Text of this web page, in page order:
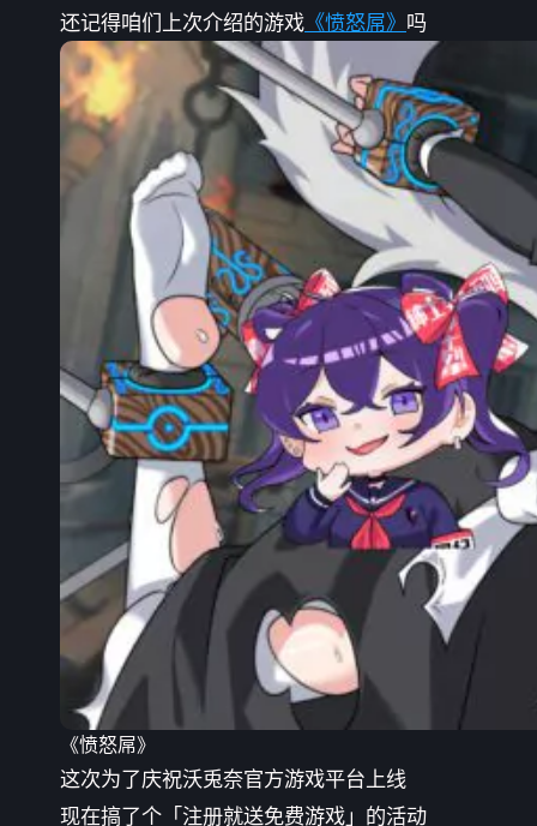
还记得咱们上次介绍的游戏 《愤怒屌》 吗
《愤怒屌》
这次为了庆祝沃兎奈官方游戏平台上线
现在搞了个「注册就送免费游戏」的活动